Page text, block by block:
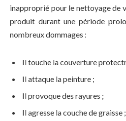
inapproprié pour le nettoyage de
produit durant une période
nombreux dommages :
Il touche la couverture
Il attaque la peinture ;
Il provoque des rayures ;
Il agresse la couche de graisse ;